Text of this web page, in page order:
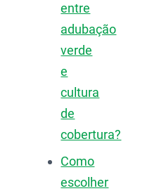
entre
adubação
verde
e
cultura
de
cobertura?
Como
escolher